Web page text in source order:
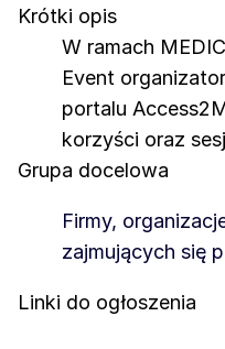
Krótki opis
W ramach
Event
portalu
korzyści oraz
Grupa docelowa
Firmy,
zajmujących się
Linki do ogłoszenia